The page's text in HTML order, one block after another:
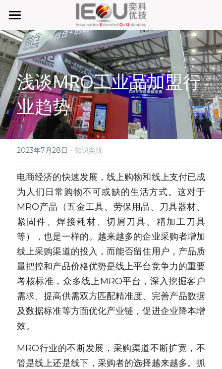
首页
微仓
D系微仓（热销）
产品与服务
单元智能化
单元智慧化
6S精益管理必备品
行业应用及案列
MRO工业物料智能化管理
手机平板智能存储
废旧家电拆解解决方案
商超快递配送解决方案
关于奕优
公司介绍
知识奕优
Lean Manufacturing（精益生产和管理）
新闻动态
服务模式
联系我们
搜索
浅谈MRO工业品加盟行
业趋势
2023年7月28日 · 知识奕优
电商经济的快速发展，线上购物和线上支付已成
为人们日常购物不可或缺的生活方式。这对于
MRO产品（五金工具、劳保用品、刀具器材、
紧固件、焊接耗材、切屑刀具、精加工刀具
等），也是一样的。越来越多的企业采购者增加
线上采购渠道的投入，而能否留住用户，产品质
量把控和产品价格优势是线上平台竞争力的重要
考核标准，众多线上MRO平台，深入挖掘客户
需求、提高供需双方匹配精准度、完善产品数据
及数据标准等方面优化产业链，促进企业降本增
效。
MRO行业的不断发展，采购渠道不断扩宽，不
管是线上还是线下，采购者的选择越来越多。抓